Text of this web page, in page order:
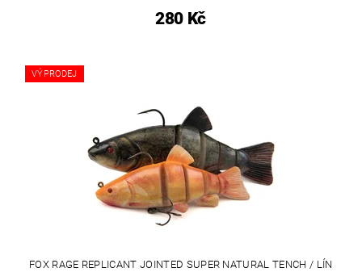
280 Kč
VÝPRODEJ
FOX RAGE REPLICANT JOINTED SUPER NATURAL TENCH / LÍN